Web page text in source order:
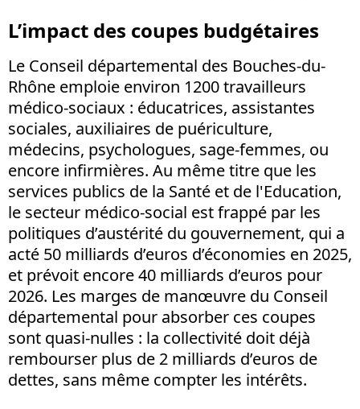
L’impact des coupes budgétaires
Le Conseil départemental des Bouches-du-
Rhône emploie environ 1200 travailleurs
médico-sociaux : éducatrices, assistantes
sociales, auxiliaires de puériculture,
médecins, psychologues, sage-femmes, ou
encore infirmières. Au même titre que les
services publics de la Santé et de l'Education,
le secteur médico-social est frappé par les
politiques d’austérité du gouvernement, qui a
acté 50 milliards d’euros d’économies en 2025,
et prévoit encore 40 milliards d’euros pour
2026. Les marges de manœuvre du Conseil
départemental pour absorber ces coupes
sont quasi-nulles : la collectivité doit déjà
rembourser plus de 2 milliards d’euros de
dettes, sans même compter les intérêts.